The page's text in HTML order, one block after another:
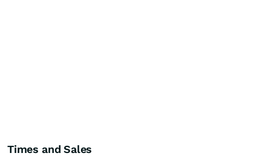
Times and Sales